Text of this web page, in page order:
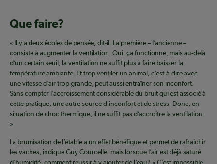
Que faire?
« Il y a deux écoles de pensée, dit-il. La première – l’ancienne –
consiste à augmenter la ventilation. Oui, ça fonctionne, mais au-delà
d’un certain seuil, la ventilation ne suffit plus à faire baisser la
température ambiante. Et trop ventiler un animal, c’est-à-dire avec
une vitesse d’air trop grande, peut aussi entraîner son inconfort.
Sans compter l’accroissement considérable du bruit qui est associé à
cette pratique, une autre source d’inconfort et de stress. Donc, en
situation de choc thermique, il ne suffit pas d’accroître la ventilation.
»
La brumisation de l’étable a un effet bénéfique et permet de rafraîchir
les vaches, indique Guy Courcelle, mais lorsque l’air est déjà saturé
d’humidité, comment réussir à y ajouter de l’eau? « C’est impossible.